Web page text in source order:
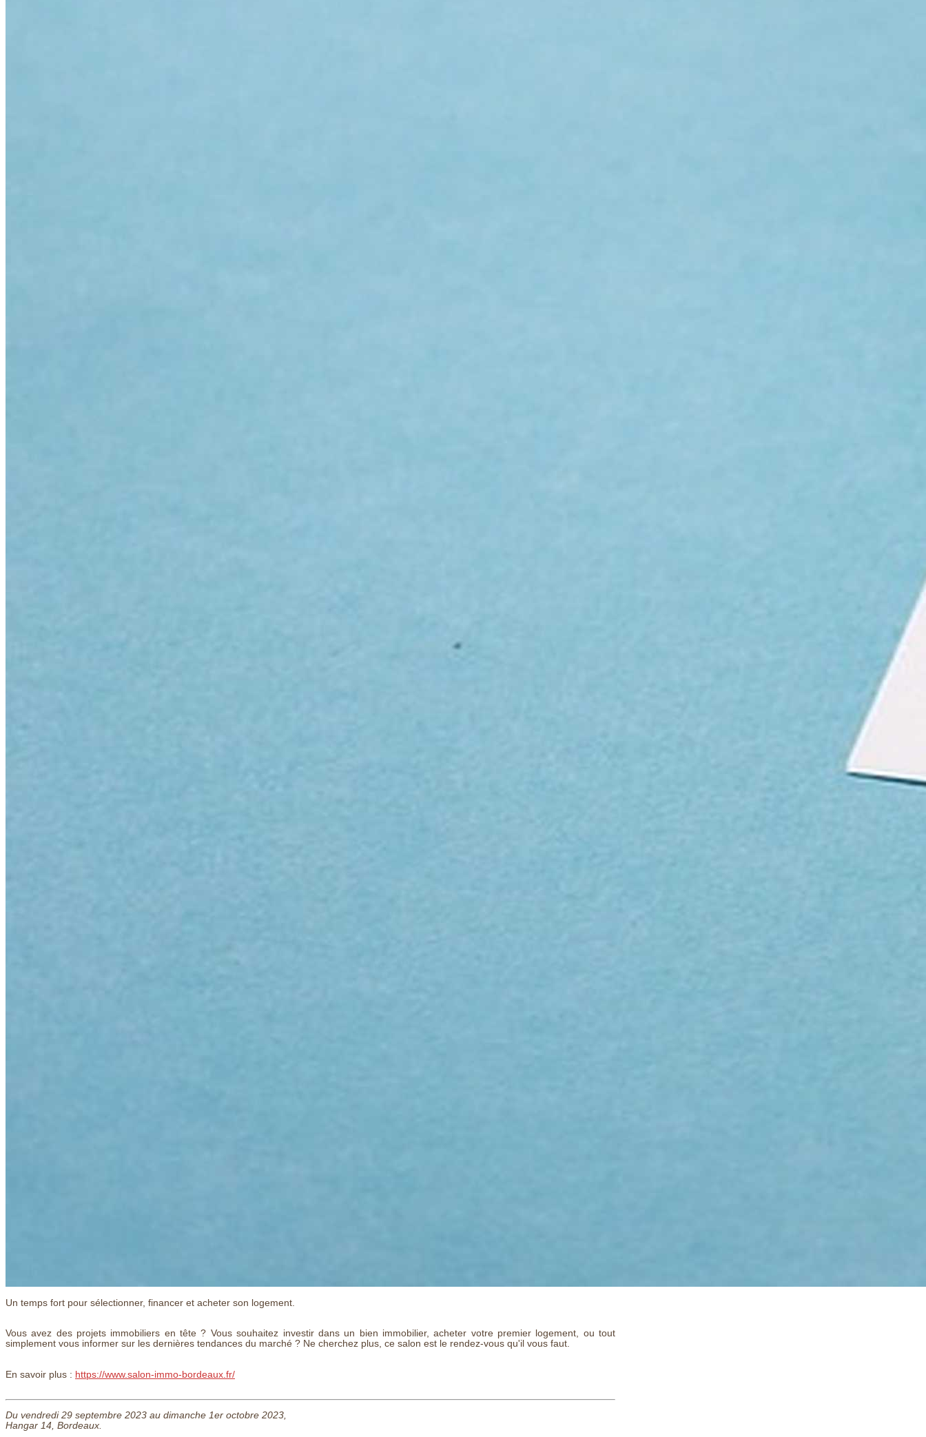
Un temps fort pour sélectionner, financer et acheter son logement.
Vous avez des projets immobiliers en tête ? Vous souhaitez investir dans un bien immobilier, acheter votre premier logement, ou tout
simplement vous informer sur les dernières tendances du marché ? Ne cherchez plus, ce salon est le rendez-vous qu'il vous faut.
En savoir plus : https://www.salon-immo-bordeaux.fr/
Du vendredi 29 septembre 2023 au dimanche 1er octobre 2023,
Hangar 14, Bordeaux.